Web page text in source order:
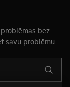
bez
savu problēmu